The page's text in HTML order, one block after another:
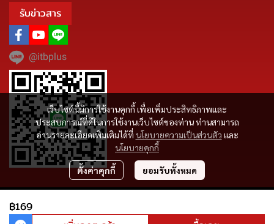
฿169
เว็บไซต์นี้มีการใช้งานคุกกี้ เพื่อเพิ่มประสิทธิภาพและ
ประสบการณ์ที่ดีในการใช้งานเว็บไซต์ของท่าน ท่านสามารถ
อ่านรายละเอียดเพิ่มเติมได้ที่ นโยบายความเป็นส่วนตัว และ
นโยบายคุกกี้
ตั้งค่าคุกกี้ ยอมรับทั้งหมด
รับข่าวสาร
@itbplus
ผู้เข้าชมวันนี้659